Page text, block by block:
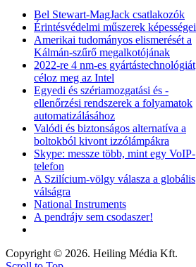
Bel Stewart-MagJack csatlakozók
Érintésvédelmi műszerek képességei
Amerikai tudományos elismerését a
Kálmán-szűrő megalkotójának
2022-re 4 nm-es gyártástechnológiát
céloz meg az Intel
Egyedi és szériamozgatási és -
ellenőrzési rendszerek a folyamatok
automatizálásához
Valódi és biztonságos alternatíva a
boltokból kivont izzólámpákra
Skype: messze több, mint egy VoIP-
telefon
A Szilícium-völgy válasza a globális
válságra
National Instruments
A pendrájv sem csodaszer!
Copyright © 2026. Heiling Média Kft.